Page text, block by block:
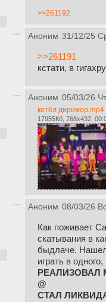
>>261192
Аноним 31/12/25
>>261191
кстати, в
Аноним 05/03/26
котёл дирижор.mp4
17955Кб, 768x432,
Аноним 08/03/26
Как поживает
скатывания в
быдлаче. Нашел
играть в
РЕАЛИЗОВАЛ
@
СТАЛ